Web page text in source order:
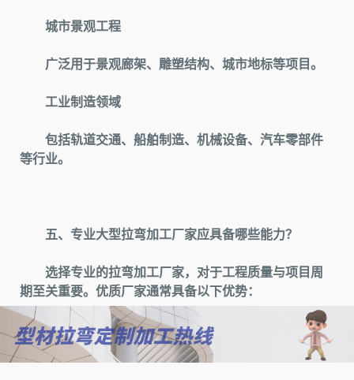
城市景观工程
广泛用于景观廊架、雕塑结构、城市地标等项目。
工业制造领域
包括轨道交通、船舶制造、机械设备、汽车零部件
等行业。
五、专业大型拉弯加工厂家应具备哪些能力？
选择专业的拉弯加工厂家，对于工程质量与项目周
期至关重要。优质厂家通常具备以下优势：
1.新设备支持
拥有大型数控拉弯设备、多轴弯曲设备及配套焊接